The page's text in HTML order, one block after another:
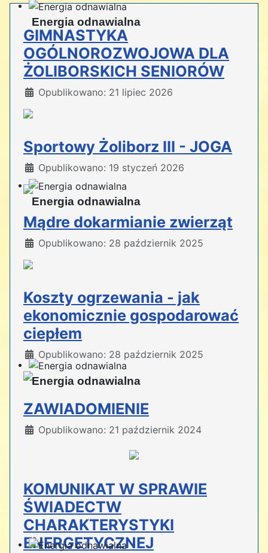
Energia odnawialna
Energia odnawialna
Energia odnawialna
GIMNASTYKA
OGÓLNOROZWOJOWA DLA
ŻOLIBORSKICH SENIORÓW
Szczegóły
Opublikowano: 21 lipiec 2026
Sportowy Żoliborz III - JOGA
Szczegóły
Opublikowano: 19 styczeń 2026
Mądre dokarmianie zwierząt
Szczegóły
Opublikowano: 28 październik 2025
Koszty ogrzewania - jak
ekonomicznie gospodarować
ciepłem
Szczegóły
Opublikowano: 28 październik 2025
ZAWIADOMIENIE
Szczegóły
Opublikowano: 21 październik 2024
KOMUNIKAT W SPRAWIE
ŚWIADECTW
CHARAKTERYSTYKI
ENERGETYCZNEJ